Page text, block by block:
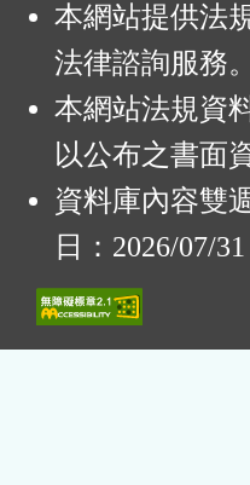
本網站提供法
法律諮詢服務。
本網站法規資
以公布之書面
資料庫內容雙
日：2026/07/31